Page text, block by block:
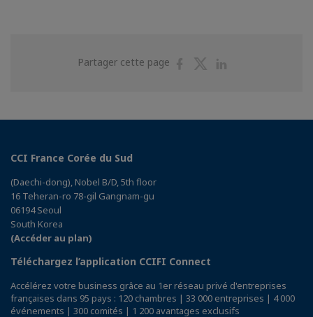
Partager cette page
PartagerPartager
CCI France Corée du Sud
(Daechi-dong), Nobel B/D, 5th floor
16 Teheran-ro 78-gil Gangnam-gu
06194 Seoul
South Korea
(Accéder au plan)
Téléchargez l’application CCIFI Connect
Accélérez votre business grâce au 1er réseau privé d'entreprises
françaises dans 95 pays : 120 chambres | 33 000 entreprises | 4 000
événements | 300 comités | 1 200 avantages exclusifs